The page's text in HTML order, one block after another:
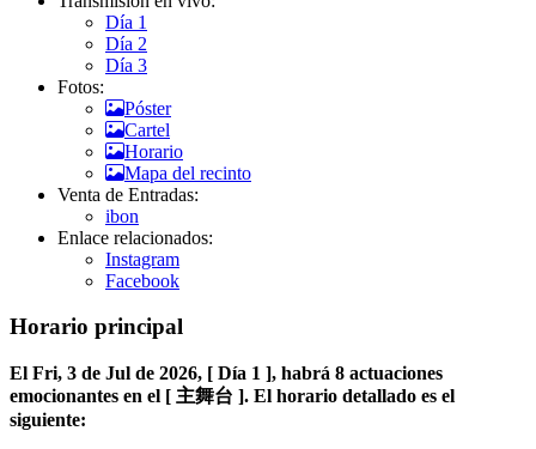
Día 1
Día 2
Día 3
Fotos:
Póster
Cartel
Horario
Mapa del recinto
Venta de Entradas:
ibon
Enlace relacionados:
Instagram
Facebook
Horario principal
El Fri, 3 de Jul de 2026, [ Día 1 ], habrá 8 actuaciones
emocionantes en el [ 主舞台 ]. El horario detallado es el
siguiente: